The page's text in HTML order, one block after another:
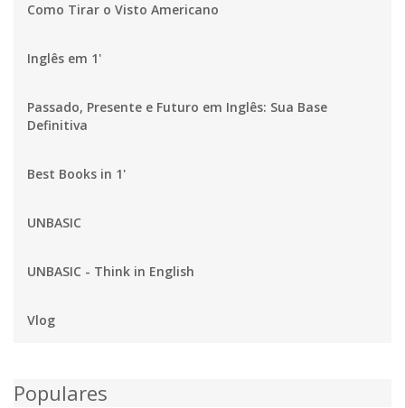
Como Tirar o Visto Americano
Inglês em 1'
Passado, Presente e Futuro em Inglês: Sua Base
Definitiva
Best Books in 1'
UNBASIC
UNBASIC - Think in English
Vlog
Populares